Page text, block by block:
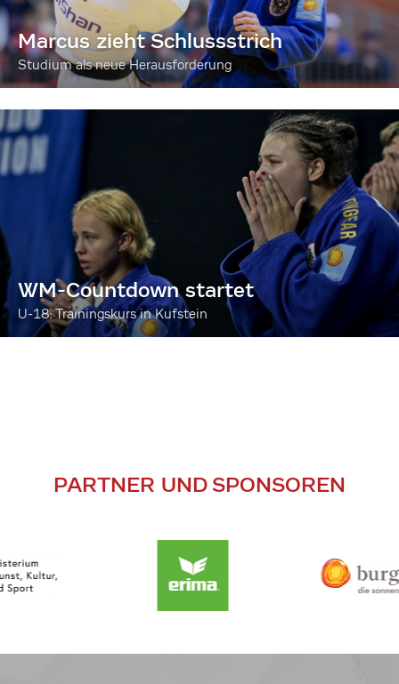
Marcus zieht Schlussstrich
Studium als neue Herausforderung
WM-Countdown startet
U-18: Trainingskurs in Kufstein
PARTNER UND SPONSOREN